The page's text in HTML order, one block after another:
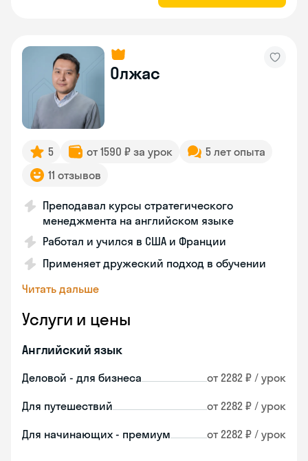
Олжас
5 от 1590 ₽ за урок
5 лет опыта
11 отзывов
Преподавал курсы стратегического
менеджмента на английском языке
Работал и учился в США и Франции
Применяет дружеский подход в обучении
Читать дальше
Услуги и цены
Английский язык
Деловой - для бизнеса от 2282 ₽ / урок
Для путешествий от 2282 ₽ / урок
Для начинающих - премиум от 2282 ₽ / урок